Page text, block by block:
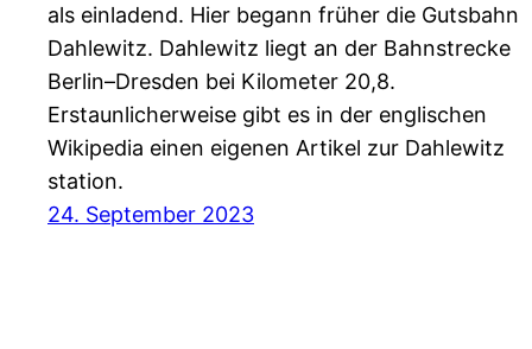
als einladend. Hier begann früher die Gutsbahn
Dahlewitz. Dahlewitz liegt an der Bahnstrecke
Berlin–Dresden bei Kilometer 20,8.
Erstaunlicherweise gibt es in der englischen
Wikipedia einen eigenen Artikel zur Dahlewitz
station.
24. September 2023